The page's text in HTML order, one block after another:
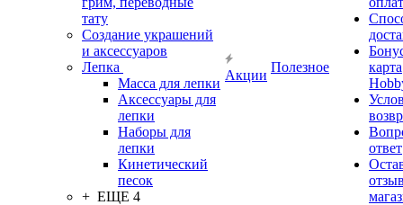
тату
Создание украшений
и аксессуаров
Лепка
Масса для лепки
Аксессуары для
лепки
Наборы для
лепки
Кинетический
песок
+ ЕЩЕ 4
Акции
Полезное
карта
ответ